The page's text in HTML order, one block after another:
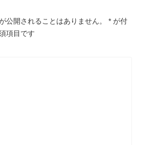
公開されることはありません。 * が付
項目です